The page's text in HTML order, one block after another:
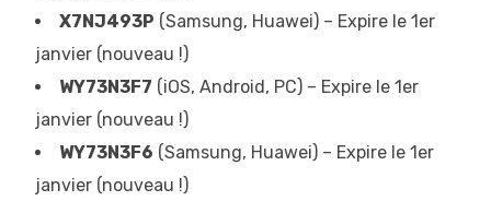
X7NJ493P (Samsung, Huawei) – Expire le 1er
janvier (nouveau !)
WY73N3F7 (iOS, Android, PC) – Expire le 1er
janvier (nouveau !)
WY73N3F6 (Samsung, Huawei) – Expire le 1er
janvier (nouveau !)